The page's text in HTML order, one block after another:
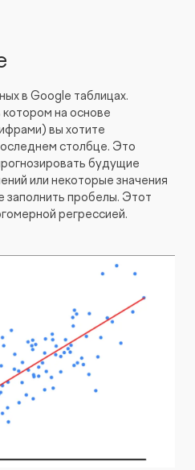
в Google таблицах.
на основе
вы хотите
столбце. Это
будущие
или некоторые значения
заполнить пробелы. Этот
регрессией.